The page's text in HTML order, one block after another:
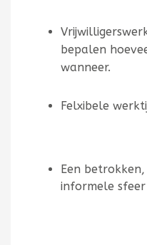
bepalen
wanneer.
Felxibele
Een
informele sfeer